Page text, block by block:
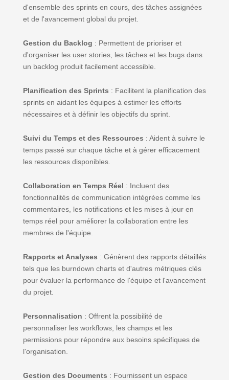
d'ensemble des sprints en cours, des tâches assignées
et de l'avancement global du projet.
Gestion du Backlog : Permettent de prioriser et
d'organiser les user stories, les tâches et les bugs dans
un backlog produit facilement accessible.
Planification des Sprints : Facilitent la planification des
sprints en aidant les équipes à estimer les efforts
nécessaires et à définir les objectifs du sprint.
Suivi du Temps et des Ressources : Aident à suivre le
temps passé sur chaque tâche et à gérer efficacement
les ressources disponibles.
Collaboration en Temps Réel : Incluent des
fonctionnalités de communication intégrées comme les
commentaires, les notifications et les mises à jour en
temps réel pour améliorer la collaboration entre les
membres de l'équipe.
Rapports et Analyses : Génèrent des rapports détaillés
tels que les burndown charts et d'autres métriques clés
pour évaluer la performance de l'équipe et l'avancement
du projet.
Personnalisation : Offrent la possibilité de
personnaliser les workflows, les champs et les
permissions pour répondre aux besoins spécifiques de
l'organisation.
Gestion des Documents : Fournissent un espace